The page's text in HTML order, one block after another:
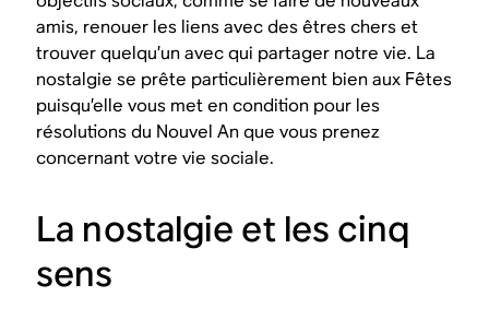
amis, renouer les liens avec des êtres chers et
trouver quelqu’un avec qui partager notre vie. La
nostalgie se prête particulièrement bien aux Fêtes
puisqu’elle vous met en condition pour les
résolutions du Nouvel An que vous prenez
concernant votre vie sociale.
La nostalgie et les cinq
sens